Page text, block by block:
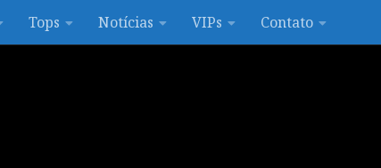
Tops Notícias VIPs Contato